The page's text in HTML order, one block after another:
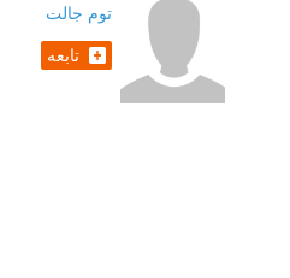
توم جالت
تابعه